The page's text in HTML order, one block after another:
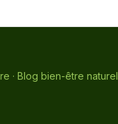
· Blog bien-être naturel